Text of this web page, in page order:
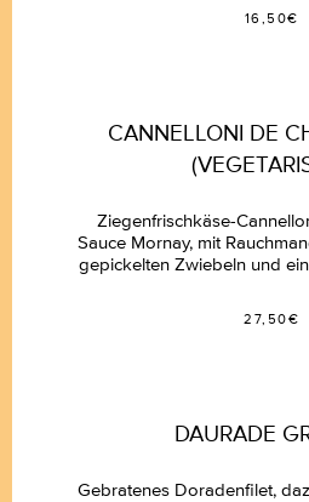
16,50€
CANNELLONI DE
Ziegenfrischkäse-
Sauce Mornay, mit
gepickelten Zwiebeln und
27,50€
DAURADE
Gebratenes Doradenfilet,